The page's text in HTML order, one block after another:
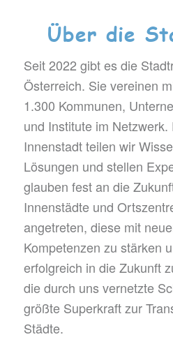
Über die
Seit 2022 gibt es die
Österreich. Sie vereinen
1.300 Kommunen,
und Institute im
Innenstadt teilen wir
Lösungen und stellen
glauben fest an die
Innenstädte und
angetreten, diese mit
Kompetenzen zu stärken
erfolgreich in die Zukunft
die durch uns vernetzte
größte Superkraft zur
Städte.